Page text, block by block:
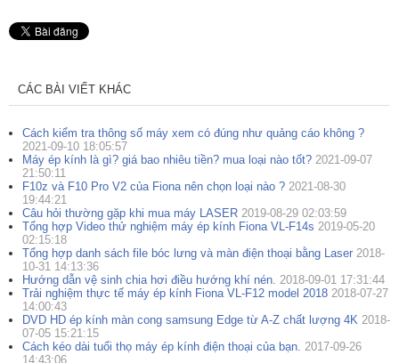
CÁC BÀI VIẾT KHÁC
Cách kiểm tra thông số máy xem có đúng như quảng cáo không ?
2021-09-10 18:05:57
Máy ép kính là gì? giá bao nhiêu tiền? mua loại nào tốt? 2021-09-07
21:50:11
F10z và F10 Pro V2 của Fiona nên chọn loại nào ? 2021-08-30
19:44:21
Câu hỏi thường gặp khi mua máy LASER 2019-08-29 02:03:59
Tổng hợp Video thử nghiệm máy ép kính Fiona VL-F14s 2019-05-20
02:15:18
Tổng hợp danh sách file bóc lưng và màn điện thoại bằng Laser 2018-
10-31 14:13:36
Hướng dẫn vệ sinh chia hơi điều hướng khí nén. 2018-09-01 17:31:44
Trải nghiệm thực tế máy ép kính Fiona VL-F12 model 2018 2018-07-27
14:00:43
DVD HD ép kính màn cong samsung Edge từ A-Z chất lượng 4K 2018-
07-05 15:21:15
Cách kéo dài tuổi thọ máy ép kính điện thoại của bạn. 2017-09-26
14:43:06